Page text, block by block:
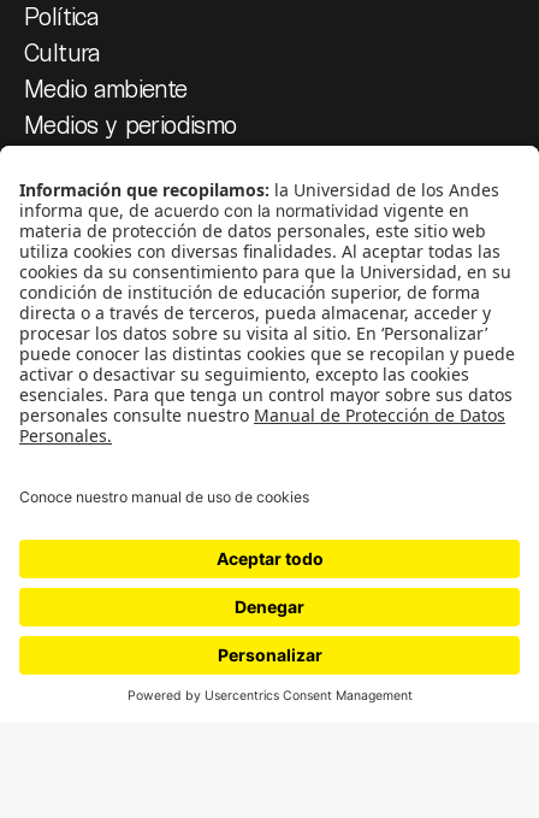
Política
Cultura
Medio ambiente
Medios y periodismo
Movilización social
¿Quiénes somos?
Podcasts
Ediciones especiales
Proyectos 070
SÍGUENOS
¿Quieres escribir en 070?
CONTÁCTANOS